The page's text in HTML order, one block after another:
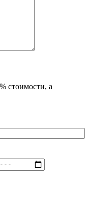
стоимости, а